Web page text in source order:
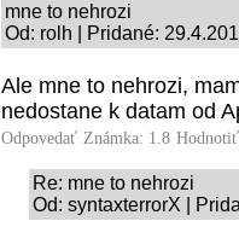
mne to nehrozi
Od: rolh | Pridané:
Ale mne to nehrozi,
nedostane k datam od
Odpovedať Známka: 1.8
Re: mne to nehrozi
Od: syntaxterrorX |